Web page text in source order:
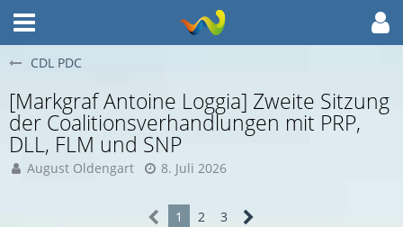
CDL PDC
[Markgraf Antoine Loggia] Zweite Sitzung
der Coalitionsverhandlungen mit PRP,
DLL, FLM und SNP
August Oldengart 8. Juli 2026
1 2 3